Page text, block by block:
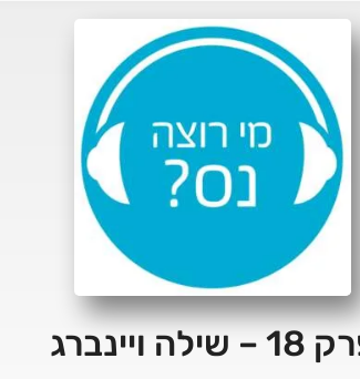
שילה ויינברג